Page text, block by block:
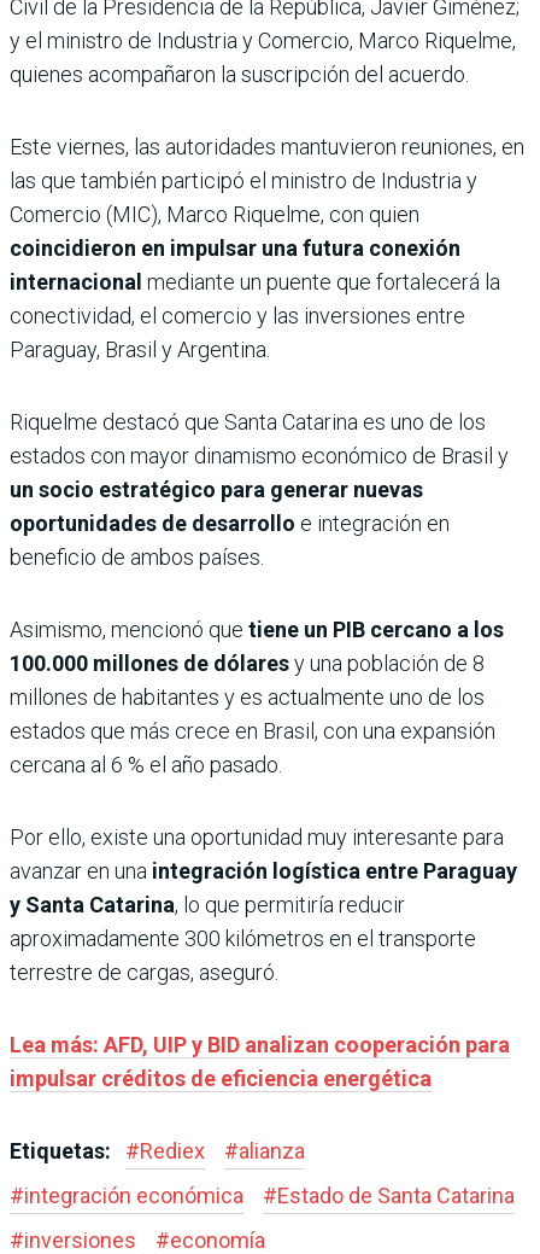
Civil de la Presidencia de la República, Javier Giménez;
y el ministro de Industria y Comercio, Marco Riquelme,
quienes acompañaron la suscripción del acuerdo.
Este viernes, las autoridades mantuvieron reuniones, en
las que también participó el ministro de Industria y
Comercio (MIC), Marco Riquelme, con quien
coincidieron en impulsar una futura conexión
internacional mediante un puente que fortalecerá la
conectividad, el comercio y las inversiones entre
Paraguay, Brasil y Argentina.
Riquelme destacó que Santa Catarina es uno de los
estados con mayor dinamismo económico de Brasil y
un socio estratégico para generar nuevas
oportunidades de desarrollo e integración en
beneficio de ambos países.
Asimismo, mencionó que tiene un PIB cercano a los
100.000 millones de dólaresy una población de 8
millones de habitantes y es actualmente uno de los
estados que más crece en Brasil, con una expansión
cercana al 6 % el año pasado.
Por ello, existe una oportunidad muy interesante para
avanzar en una integración logística entre Paraguay
y Santa Catarina, lo que permitiría reducir
aproximadamente 300 kilómetros en el transporte
terrestre de cargas, aseguró.
Lea más: AFD, UIP y BID analizan cooperación para
impulsar créditos de eficiencia energética
Etiquetas: #Rediex #alianza
#integración económica #Estado de Santa Catarina
#inversiones #economía